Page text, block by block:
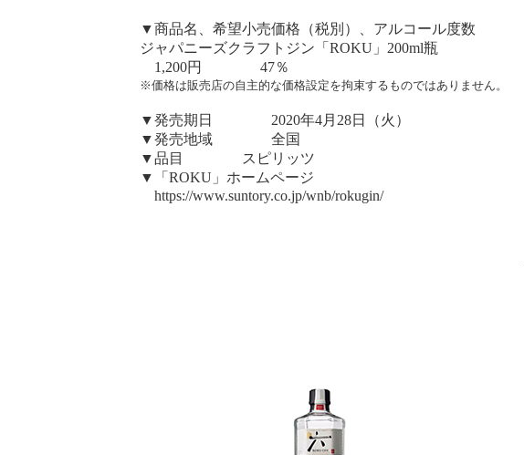
▼商品名、希望小売価格（税別）、アルコール度数
ジャパニーズクラフトジン「ROKU」200ml瓶
1,200円 47％
※価格は販売店の自主的な価格設定を拘束するものではありません。
▼発売期日 2020年4月28日（火）
▼発売地域 全国
▼品目 スピリッツ
▼「ROKU」ホームページ
https://www.suntory.co.jp/wnb/rokugin/